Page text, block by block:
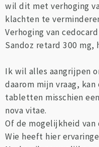
wil dit met verhoging
klachten te
Verhoging van
Sandoz retard 300 mg,
Ik wil alles aangrijpen
daarom mijn vraag,
tabletten misschien
nova vitae.
Of de mogelijkheid
Wie heeft hier